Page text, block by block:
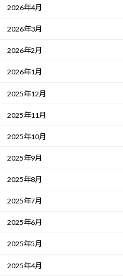
2026年4月
2026年3月
2026年2月
2026年1月
2025年12月
2025年11月
2025年10月
2025年9月
2025年8月
2025年7月
2025年6月
2025年5月
2025年4月